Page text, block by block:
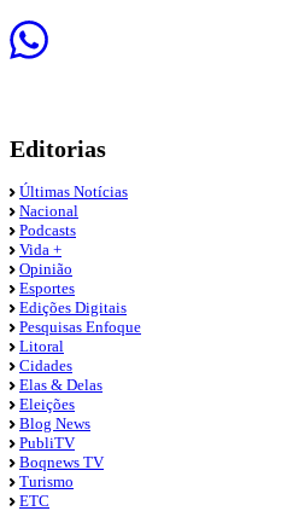
Editorias
Últimas Notícias
Nacional
Podcasts
Vida +
Opinião
Esportes
Edições Digitais
Pesquisas Enfoque
Litoral
Cidades
Elas & Delas
Eleições
Blog News
PubliTV
Boqnews TV
Turismo
ETC